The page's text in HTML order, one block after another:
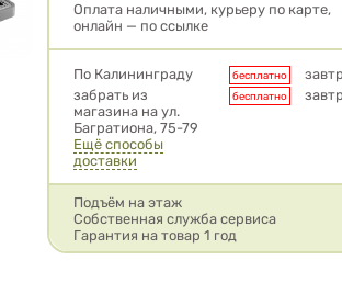
Оплата наличными, курьеру по карте,
онлайн — по ссылке
Условия доставки
По Калининграду бесплатно
забрать из
магазина на ул.
Багратиона, 75-79
бесплатно
Ещё способы
доставки
Подъём на этаж
Собственная служба сервиса
Гарантия на товар 1 год